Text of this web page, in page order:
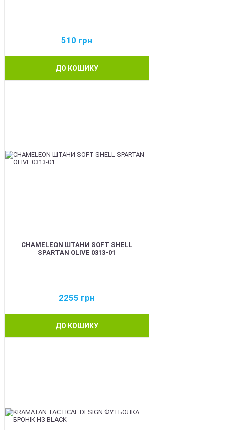
510 грн
ДО КОШИКУ
CHAMELEON ШТАНИ SOFT SHELL
SPARTAN OLIVE 0313-01
2255 грн
ДО КОШИКУ